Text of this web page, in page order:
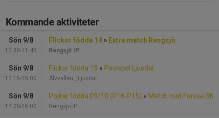
Kommande aktiviteter
Sön 9/8
10:30-11:45
Flickor födda 14 » Extra match Rengsjö
Rengsjö IP
Sön 9/8
12:15-15:00
Flickor födda 15 » Poolspel Ljusdal
Älvvallen , Ljusdal
Sön 9/8
14:00-16:00
Pojkar födda 09/10 (P16-P15) » Match mot Forssa BK
Rengsjö IP